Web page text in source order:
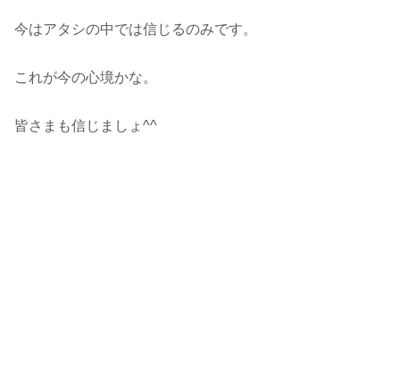
今はアタシの中では信じるのみです。
これが今の心境かな。
皆さまも信じましょ^^